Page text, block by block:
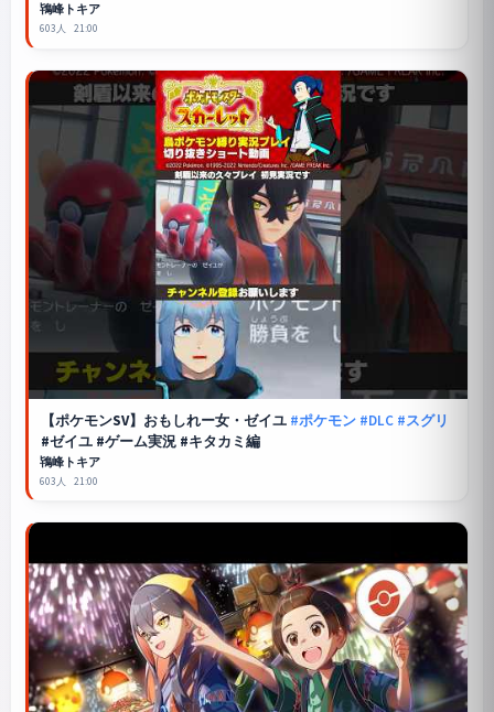
鴇峰トキア
603人 21:00
【ポケモンSV】おもしれー女・ゼイユ #ポケモン #DLC #スグリ
#ゼイユ #ゲーム実況 #キタカミ編
鴇峰トキア
603人 21:00